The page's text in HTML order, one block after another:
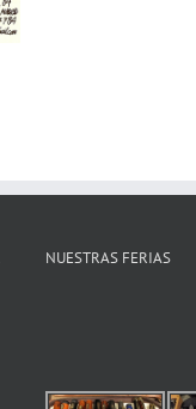
NUESTRAS FERIAS